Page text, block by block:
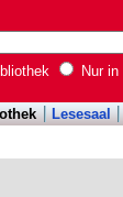
Nur
Lesesaal